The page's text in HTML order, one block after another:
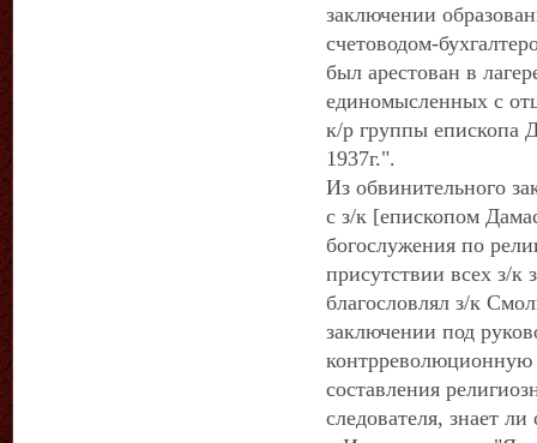
заключении
счетоводом-
был арестован в
единомысленных с
к/р группы епископа
1937г.".
Из обвинительного
с з/к [епископом
богослужения по
присутствии всех з/
благословлял з/к
заключении под
составления
следователя, знает